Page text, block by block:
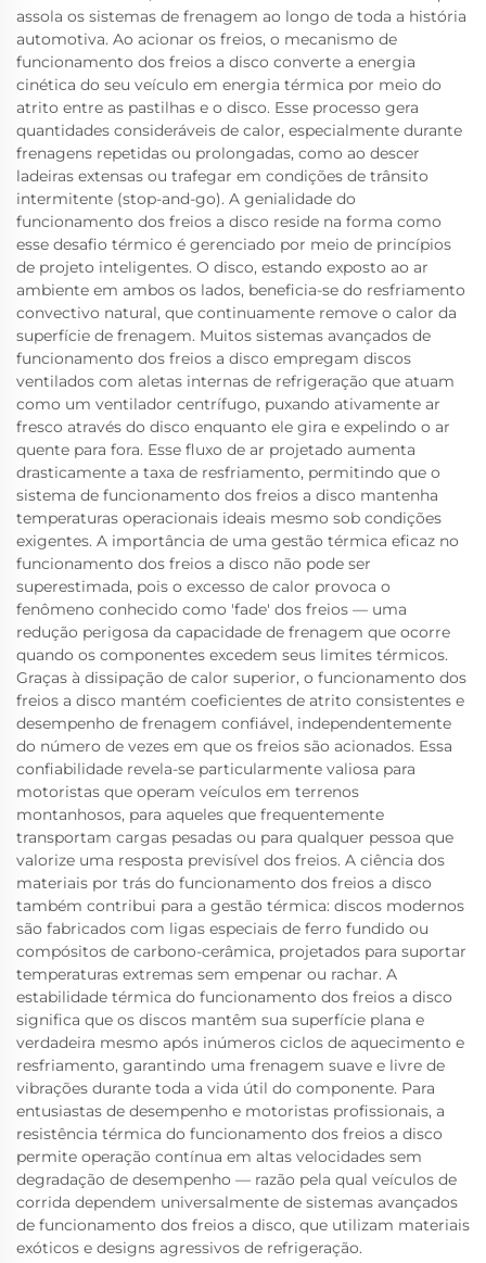
assola os sistemas de frenagem ao longo de toda a história
automotiva. Ao acionar os freios, o mecanismo de
funcionamento dos freios a disco converte a energia
cinética do seu veículo em energia térmica por meio do
atrito entre as pastilhas e o disco. Esse processo gera
quantidades consideráveis de calor, especialmente durante
frenagens repetidas ou prolongadas, como ao descer
ladeiras extensas ou trafegar em condições de trânsito
intermitente (stop-and-go). A genialidade do
funcionamento dos freios a disco reside na forma como
esse desafio térmico é gerenciado por meio de princípios
de projeto inteligentes. O disco, estando exposto ao ar
ambiente em ambos os lados, beneficia-se do resfriamento
convectivo natural, que continuamente remove o calor da
superfície de frenagem. Muitos sistemas avançados de
funcionamento dos freios a disco empregam discos
ventilados com aletas internas de refrigeração que atuam
como um ventilador centrífugo, puxando ativamente ar
fresco através do disco enquanto ele gira e expelindo o ar
quente para fora. Esse fluxo de ar projetado aumenta
drasticamente a taxa de resfriamento, permitindo que o
sistema de funcionamento dos freios a disco mantenha
temperaturas operacionais ideais mesmo sob condições
exigentes. A importância de uma gestão térmica eficaz no
funcionamento dos freios a disco não pode ser
superestimada, pois o excesso de calor provoca o
fenômeno conhecido como 'fade' dos freios — uma
redução perigosa da capacidade de frenagem que ocorre
quando os componentes excedem seus limites térmicos.
Graças à dissipação de calor superior, o funcionamento dos
freios a disco mantém coeficientes de atrito consistentes e
desempenho de frenagem confiável, independentemente
do número de vezes em que os freios são acionados. Essa
confiabilidade revela-se particularmente valiosa para
motoristas que operam veículos em terrenos
montanhosos, para aqueles que frequentemente
transportam cargas pesadas ou para qualquer pessoa que
valorize uma resposta previsível dos freios. A ciência dos
materiais por trás do funcionamento dos freios a disco
também contribui para a gestão térmica: discos modernos
são fabricados com ligas especiais de ferro fundido ou
compósitos de carbono-cerâmica, projetados para suportar
temperaturas extremas sem empenar ou rachar. A
estabilidade térmica do funcionamento dos freios a disco
significa que os discos mantêm sua superfície plana e
verdadeira mesmo após inúmeros ciclos de aquecimento e
resfriamento, garantindo uma frenagem suave e livre de
vibrações durante toda a vida útil do componente. Para
entusiastas de desempenho e motoristas profissionais, a
resistência térmica do funcionamento dos freios a disco
permite operação contínua em altas velocidades sem
degradação de desempenho — razão pela qual veículos de
corrida dependem universalmente de sistemas avançados
de funcionamento dos freios a disco, que utilizam materiais
exóticos e designs agressivos de refrigeração.